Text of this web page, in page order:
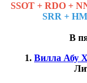
SSOT + RDO +
SRR +
В
1. Вилла Абу